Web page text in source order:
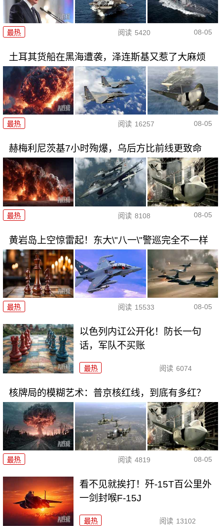
最热 阅读 5420 08-05
土耳其货船在黑海遭袭，泽连斯基又惹了大麻烦
最热 阅读 16257 08-05
赫梅利尼茨基7小时殉爆，乌后方比前线更致命
最热 阅读 8108 08-05
黄岩岛上空惊雷起！东大\"八一\"警巡完全不一样
最热 阅读 15533 08-05
以色列内讧公开化！防长一句
话，军队不买账
最热 阅读 6074
核牌局的模糊艺术：普京核红线，到底有多红？
最热 阅读 4819 08-05
看不见就挨打！歼-15T百公里外
一剑封喉F-15J
最热 阅读 13102